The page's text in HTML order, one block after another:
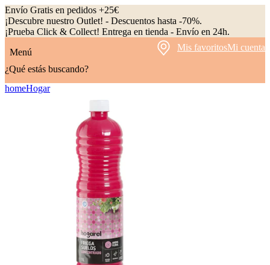
Envío Gratis en pedidos +25€
¡Descubre nuestro Outlet! - Descuentos hasta -70%.
¡Prueba Click & Collect! Entrega en tienda - Envío en 24h.
Menú
Mis favoritosMi cuenta
¿Qué estás buscando?
homeHogar